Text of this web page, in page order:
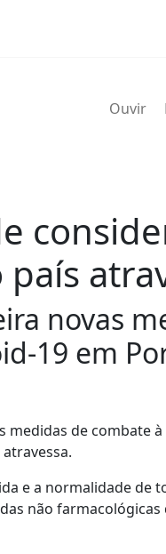
Ouvir
novas
19 em
de combate
e a normalidade de
não